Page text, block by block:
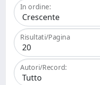
In ordine:
Risultati/Pagina
Autori/Record: